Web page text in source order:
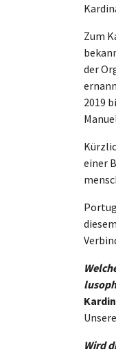
Zum
der
2019
einer
Wird